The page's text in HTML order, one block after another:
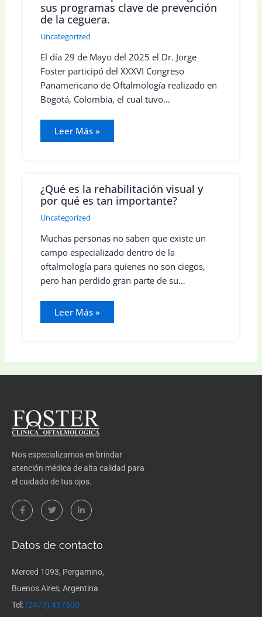
sus programas clave de prevención
de la ceguera.
Uncategorized
El día 29 de Mayo del 2025 el Dr. Jorge
Foster participó del XXXVI Congreso
Panamericano de Oftalmología realizado en
Bogotá, Colombia, el cual tuvo…
Leer Más »
¿Qué es la rehabilitación visual y
por qué es tan importante?
Uncategorized
Muchas personas no saben que existe un
campo especializado dentro de la
oftalmología para quienes no son ciegos,
pero han perdido gran parte de su…
Leer Más »
Nos especializamos en brindar
atención médica de alta calidad para
el cuidado de tus ojos.
F
a
c
o
o
-
f
T
w
i
e
r
L
i
n
d
i
-
i
n
Datos de contacto
Merced 1093, Pergamino,
Buenos Aires, Argentina
Tel: (2477) 437500